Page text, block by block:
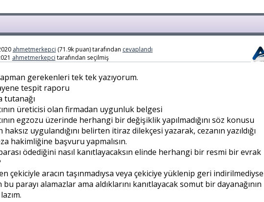
ahmetmerkepci (71.9kpuan)tarafından cevaplandı
ahmetmerkepci tarafından seçilmiş
gerekenleri tek tek yazıyorum.
tespit raporu
tutanağı
üreticisi olan firmadan uygunluk belgesi
egzozu üzerinde herhangi bir değişiklik yapılmadığını söz konusu
haksız uygulandığını belirten itiraz dilekçesi yazarak, cezanın yazıldığı
hakimliğine başvuru yapmalısın.
ödediğini nasıl kanıtlayacaksın elinde herhangi bir resmi bir evrak
çekiciyle aracın taşınmadıysa veya çekiciye yüklenip geri indirilmediyse
bu parayı alamazlar ama aldıklarını kanıtlayacak somut bir dayanağının